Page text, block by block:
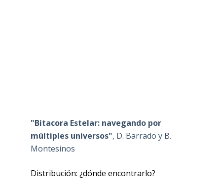
"Bitacora Estelar: navegando por
múltiples universos", D. Barrado y B.
Montesinos
Distribución: ¿dónde encontrarlo?